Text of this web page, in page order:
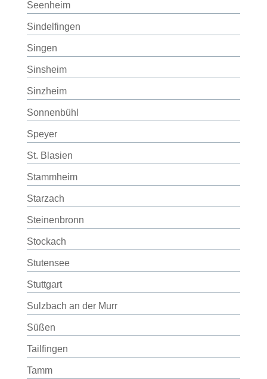
Seenheim
Sindelfingen
Singen
Sinsheim
Sinzheim
Sonnenbühl
Speyer
St. Blasien
Stammheim
Starzach
Steinenbronn
Stockach
Stutensee
Stuttgart
Sulzbach an der Murr
Süßen
Tailfingen
Tamm